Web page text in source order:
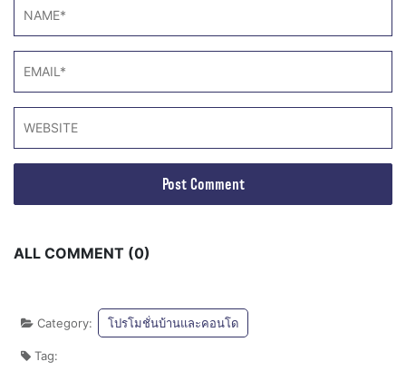
ALL COMMENT (0)
Category: โปรโมชั่นบ้านและคอนโด
Tag: